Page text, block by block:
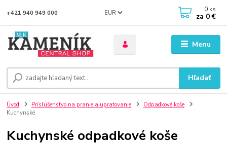
Menu
EUR
Hľadať
+421 940 949 000 0 ks
za 0 €
Úvod Príslušenstvo na pranie a upratovanie
Odpadkové koše
Kuchynské
Kuchynské odpadkové koše